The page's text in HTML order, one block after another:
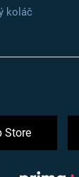
koláč
Store